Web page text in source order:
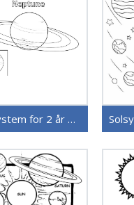
Solsystem for 2 år gamle Barn